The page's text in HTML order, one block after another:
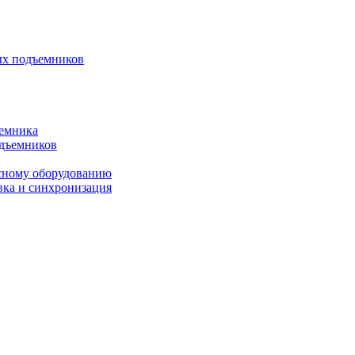
подъемников
оборудованию
и синхронизация